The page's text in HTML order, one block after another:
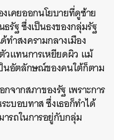
เคยออกนโยบายที่ดูซ้าย
รัฐ ซึ่งเป็นธงของกลุ่มรัฐ
ทำสงครามกลางเมือง
วแทนการเหยียดผิว แม้
นอัตลักษณ์ของคนใต้ก็ตาม
จากสภาของรัฐ เพราะการ
บอบทาส ซึ่งเธอก็ทำได้
รถในการอยู่กับกลุ่ม